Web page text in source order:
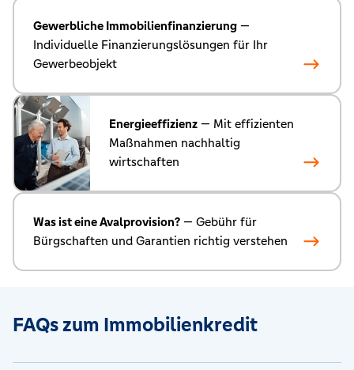
Gewerbliche Immobilienfinanzierung —
Individuelle Finanzierungslösungen für Ihr
Gewerbeobjekt
Energieeffizienz — Mit effizienten
Maßnahmen nachhaltig
wirtschaften
Was ist eine Avalprovision? — Gebühr für
Bürgschaften und Garantien richtig verstehen
FAQs zum Immobilienkredit